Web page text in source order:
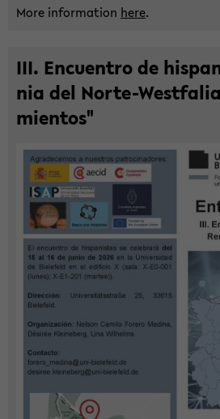
More in­for­ma­ti­on here.
III. En­cuen­tro de
nia del Norte-​
mi­ent­os"